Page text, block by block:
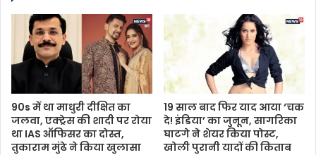
90s में था माधुरी दीक्षित का
जलवा, एक्ट्रेस की शादी पर रोया
था IAS ऑफिसर का दोस्त,
तुकाराम मुंढे ने किया खुलासा
19 साल बाद फिर याद आया ‘चक
दे! इंडिया’ का जुनून, सागरिका
घाटगे ने शेयर किया पोस्ट,
खोली पुरानी यादों की किताब